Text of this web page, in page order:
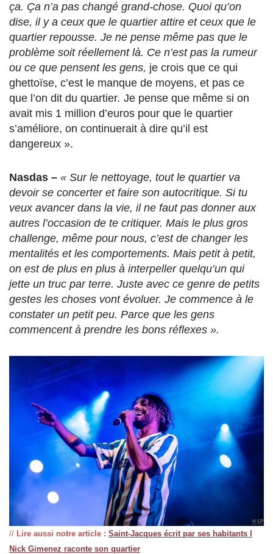
ça. Ça n’a pas changé grand-chose. Quoi qu’on
dise, il y a ceux que le quartier attire et ceux que le
quartier repousse. Je ne pense même pas que le
problème soit réellement là. Ce n’est pas la rumeur
ou ce que pensent les gens, je crois que ce qui
ghettoïse, c’est le manque de moyens, et pas ce
que l’on dit du quartier. Je pense que même si on
avait mis 1 million d’euros pour que le quartier
s’améliore, on continuerait à dire qu’il est
dangereux ».
Nasdas – « Sur le nettoyage, tout le quartier va
devoir se concerter et faire son autocritique. Si tu
veux avancer dans la vie, il ne faut pas donner aux
autres l’occasion de te critiquer. Mais le plus gros
challenge, même pour nous, c’est de changer les
mentalités et les comportements. Mais petit à petit,
on est de plus en plus à interpeller quelqu’un qui
jette un truc par terre. Juste avec ce genre de petits
gestes les choses vont évoluer. Je commence à le
constater un petit peu. Parce que les gens
commencent à prendre les bons réflexes ».
// Lire aussi notre article : Saint-Jacques écrit par ses habitants l
Nick Gimenez raconte son quartier